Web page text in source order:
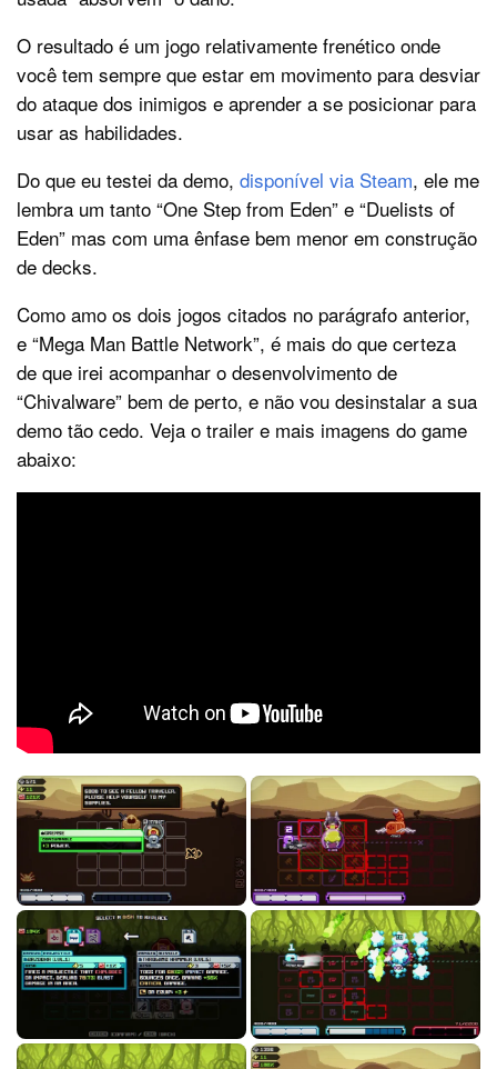
O resultado é um jogo relativamente frenético onde
você tem sempre que estar em movimento para desviar
do ataque dos inimigos e aprender a se posicionar para
usar as habilidades.
Do que eu testei da demo, disponível via Steam, ele me
lembra um tanto “One Step from Eden” e “Duelists of
Eden” mas com uma ênfase bem menor em construção
de decks.
Como amo os dois jogos citados no parágrafo anterior,
e “Mega Man Battle Network”, é mais do que certeza
de que irei acompanhar o desenvolvimento de
“Chivalware” bem de perto, e não vou desinstalar a sua
demo tão cedo. Veja o trailer e mais imagens do game
abaixo: